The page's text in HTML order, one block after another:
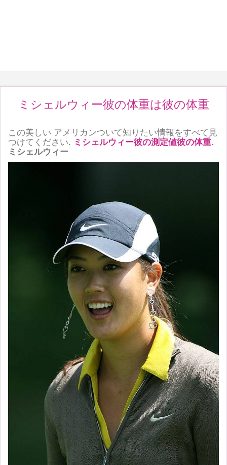
ミシェルウィー彼の体重は彼の体重
この美しい アメリカンついて知りたい情報をすべて見
つけてください. ミシェルウィー彼の測定値彼の体重.
ミシェルウィー